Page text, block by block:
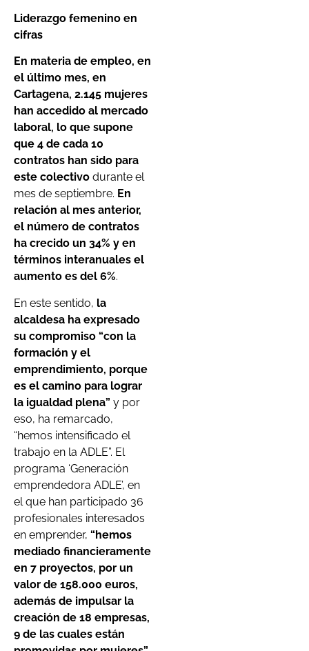
Liderazgo femenino en
cifras
En materia de empleo, en
el último mes, en
Cartagena, 2.145 mujeres
han accedido al mercado
laboral, lo que supone
que 4 de cada 10
contratos han sido para
este colectivo durante el
mes de septiembre. En
relación al mes anterior,
el número de contratos
ha crecido un 34% y en
términos interanuales el
aumento es del 6%.
En este sentido, la
alcaldesa ha expresado
su compromiso “con la
formación y el
emprendimiento, porque
es el camino para lograr
la igualdad plena” y por
eso, ha remarcado,
“hemos intensificado el
trabajo en la ADLE”. El
programa ‘Generación
emprendedora ADLE’, en
el que han participado 36
profesionales interesados
en emprender, “hemos
mediado financieramente
en 7 proyectos, por un
valor de 158.000 euros,
además de impulsar la
creación de 18 empresas,
9 de las cuales están